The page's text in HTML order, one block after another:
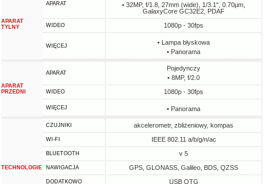
APARAT
TYLNY
APARAT
• 32MP, f/1.8, 27mm (wide), 1/3.1", 0.70µm,
GalaxyCore GC32E2, PDAF
WIDEO 1080p - 30fps
WIĘCEJ
• Lampa błyskowa
• Panorama
APARAT
PRZEDNI
APARAT
Pojedynczy
• 8MP, f/2.0
WIDEO 1080p - 30fps
WIĘCEJ • Panorama
TECHNOLOGIE
CZUJNIKI akcelerometr, zbliżeniowy, kompas
WI-FI IEEE 802.11 a/b/g/n/ac
BLUETOOTH v 5
NAWIGACJA GPS, GLONASS, Galileo, BDS, QZSS
DODATKOWO
USB OTG